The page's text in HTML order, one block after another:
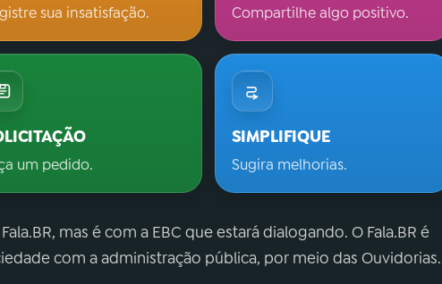
sua insatisfação. Compartilhe algo positivo.
um pedido.
SIMPLIFIQUE
Sugira melhorias.
mas é com a EBC que estará dialogando. O Fala.BR é
com a administração pública, por meio das Ouvidorias.